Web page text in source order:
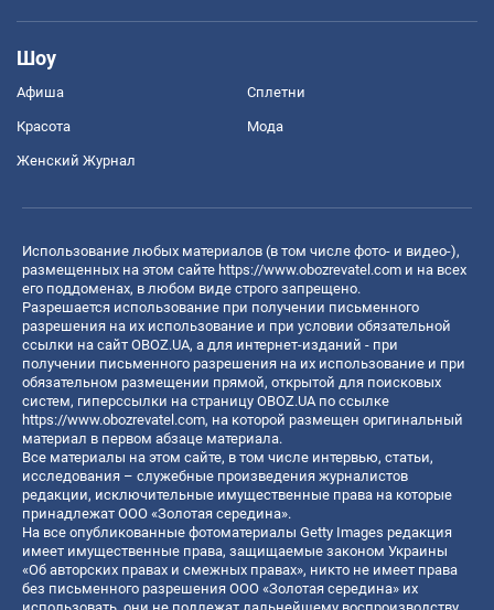
Шоу
Афиша Сплетни
Красота Мода
Женский Журнал
Использование любых материалов (в том числе фото- и видео-),
размещенных на этом сайте https://www.obozrevatel.com и на всех
его поддоменах, в любом виде строго запрещено.
Разрешается использование при получении письменного
разрешения на их использование и при условии обязательной
ссылки на сайт OBOZ.UA, а для интернет-изданий - при
получении письменного разрешения на их использование и при
обязательном размещении прямой, открытой для поисковых
систем, гиперссылки на страницу OBOZ.UA по ссылке
https://www.obozrevatel.com, на которой размещен оригинальный
материал в первом абзаце материала.
Все материалы на этом сайте, в том числе интервью, статьи,
исследования – служебные произведения журналистов
редакции, исключительные имущественные права на которые
принадлежат ООО «Золотая середина».
На все опубликованные фотоматериалы Getty Images редакция
имеет имущественные права, защищаемые законом Украины
«Об авторских правах и смежных правах», никто не имеет права
без письменного разрешения ООО «Золотая середина» их